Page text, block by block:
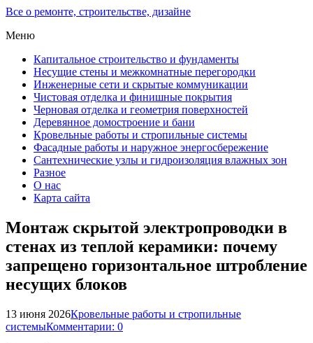
Все о ремонте, строительстве, дизайне
Меню
Капитальное строительство и фундаменты
Несущие стены и межкомнатные перегородки
Инженерные сети и скрытые коммуникации
Чистовая отделка и финишные покрытия
Черновая отделка и геометрия поверхностей
Деревянное домостроение и бани
Кровельные работы и стропильные системы
Фасадные работы и наружное энергосбережение
Сантехнические узлы и гидроизоляция влажных зон
Разное
О нас
Карта сайта
Монтаж скрытой электропроводки в
стенах из теплой керамики: почему
запрещено горизонтальное штробление
несущих блоков
13 июня 2026Кровельные работы и стропильные
системыКомментарии: 0